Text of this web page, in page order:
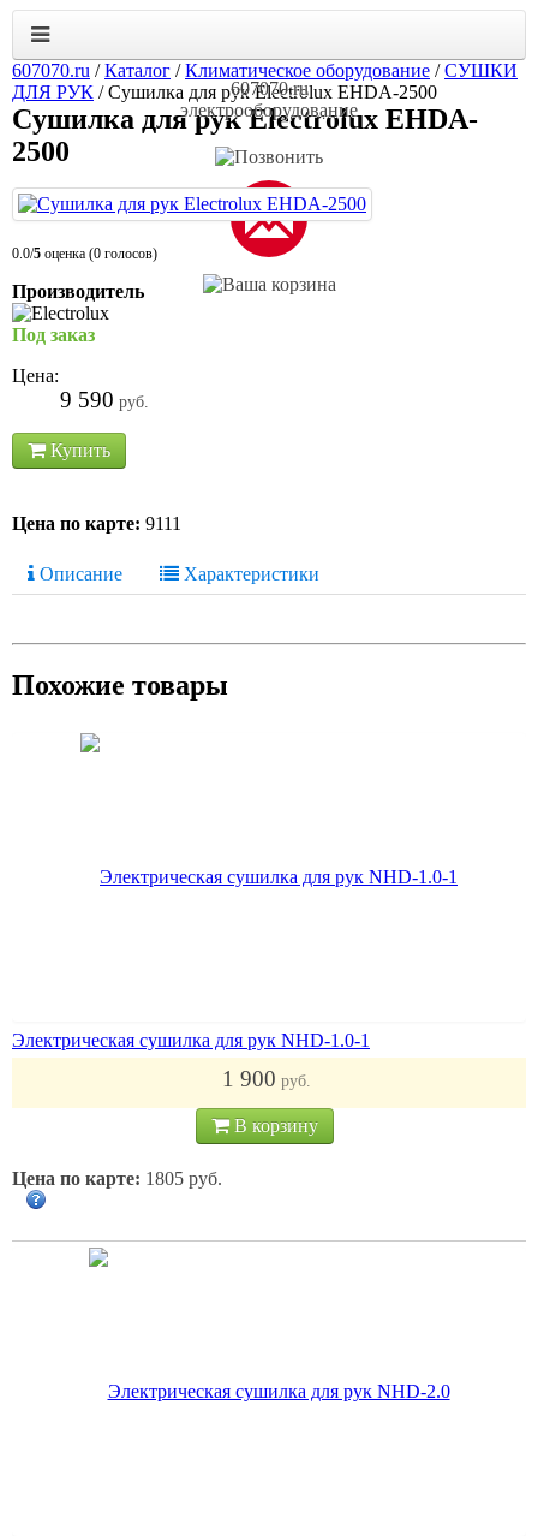
607070.ru
электрооборудование
607070.ru /Каталог /Климатическое оборудование /СУШКИ
ДЛЯ РУК /Cушилка для рук Electrolux EHDA-2500
Cушилка для рук Electrolux EHDA-
2500
0.0/5 оценка (0 голосов)
Производитель
Под заказ
Цена:
9 590 руб.
Купить
Цена по карте: 9111
Описание Характеристики
Похожие товары
Электрическая сушилка для рук NHD-1.0-1
1 900 руб.
В корзину
Цена по карте: 1805 руб.